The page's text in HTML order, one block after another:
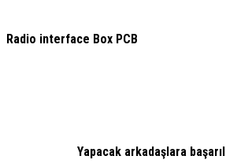
Radio interface Box PCB
Yapacak arkadaşlara